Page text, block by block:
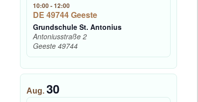
10:00-12:00
DE 49744 Geeste
Grundschule St. Antonius
Antoniusstraße 2
Geeste 49744
Aug. 30